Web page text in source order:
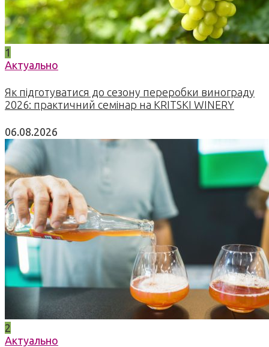
1
Актуально
Як підготуватися до сезону переробки винограду
2026: практичний семінар на KRITSKI WINERY
06.08.2026
2
Актуально